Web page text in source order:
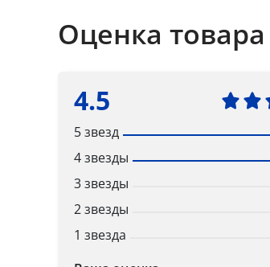
Оценка
4.5
5 звезд
4 звезды
3 звезды
2 звезды
1 звезда